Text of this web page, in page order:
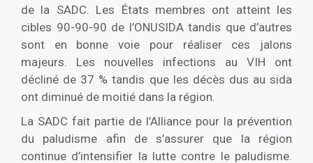
de la SADC. Les États membres ont atteint les
cibles 90-90-90 de l’ONUSIDA tandis que d’autres
sont en bonne voie pour réaliser ces jalons
majeurs. Les nouvelles infections au VIH ont
décliné de 37 % tandis que les décès dus au sida
ont diminué de moitié dans la région.
La SADC fait partie de l’Alliance pour la prévention
du paludisme afin de s’assurer que la région
continue d’intensifier la lutte contre le paludisme.